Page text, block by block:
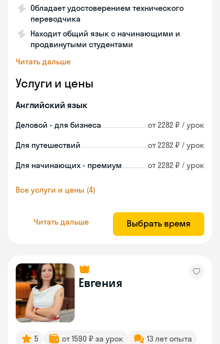
Обладает удостоверением технического
переводчика
Находит общий язык с начинающими и
продвинутыми студентами
Читать дальше
Услуги и цены
Английский язык
Деловой - для бизнеса от 2282 ₽ / урок
Для путешествий от 2282 ₽ / урок
Для начинающих - премиум от 2282 ₽ / урок
Все услуги и цены (4)
Читать дальше Выбрать время
Евгения
5 от 1590 ₽ за урок
13 лет опыта